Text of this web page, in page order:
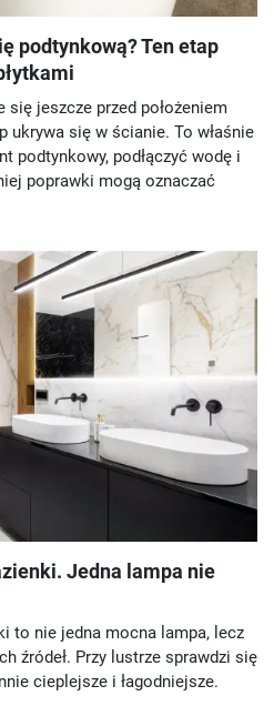
podtynkową? Ten etap
jeszcze przed położeniem
ukrywa się w ścianie. To właśnie
podtynkowy, podłączyć wodę i
poprawki mogą oznaczać
Jedna lampa nie
to nie jedna mocna lampa, lecz
źródeł. Przy lustrze sprawdzi się
cieplejsze i łagodniejsze.